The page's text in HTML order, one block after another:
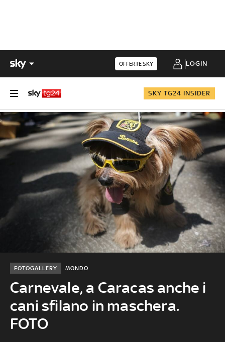
OFFERTE SKY LOGIN
SKY TG24 INSIDER
Carnevale, a Caracas anche i
cani sfilano in maschera.
FOTO
MONDO
FOTOGALLERY